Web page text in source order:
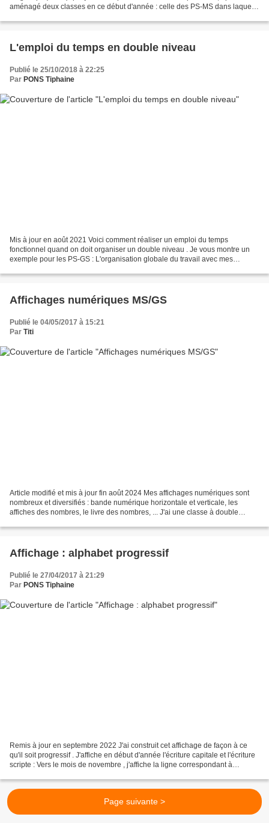
aménagé deux classes en ce début d'année : celle des PS-MS dans laquelle
L'emploi du temps en double niveau
Publié le 25/10/2018 à 22:25
Par PONS Tiphaine
Mis à jour en août 2021 Voici comment réaliser un emploi du temps
fonctionnel quand on doit organiser un double niveau . Je vous montre un
exemple pour les PS-GS : L'organisation globale du travail avec mes
Affichages numériques MS/GS
Publié le 04/05/2017 à 15:21
Par Titi
Article modifié et mis à jour fin août 2024 Mes affichages numériques sont
nombreux et diversifiés : bande numérique horizontale et verticale, les
affiches des nombres, le livre des nombres, ... J'ai une classe à double
Affichage : alphabet progressif
Publié le 27/04/2017 à 21:29
Par PONS Tiphaine
Remis à jour en septembre 2022 J'ai construit cet affichage de façon à ce
qu'il soit progressif . J'affiche en début d'année l'écriture capitale et l'écriture
scripte : Vers le mois de novembre , j'affiche la ligne correspondant à
Page suivante >